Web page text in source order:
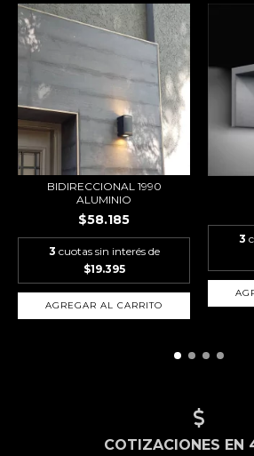
BIDIRECCIONAL 1990
ALUMINIO
$58.185
3 cuotas sin interés de
$19.395
AGREGAR AL CARRITO
3
COTIZACIONES EN